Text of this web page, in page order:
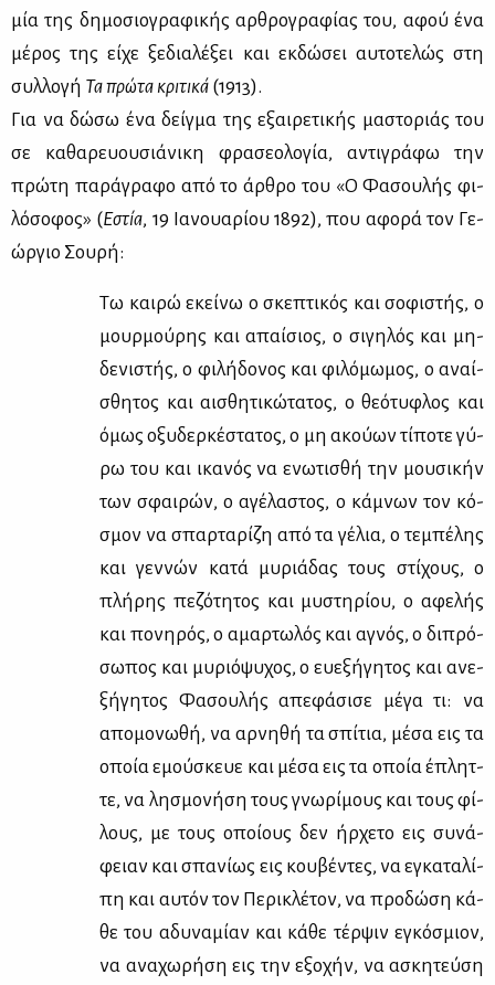
μία της δη­μο­σιο­γρα­φι­κής αρ­θρο­γρα­φί­ας του, αφού ένα
μέ­ρος της εί­χε ξε­δια­λέ­ξει και εκ­δώ­σει αυ­το­τε­λώς στη
συλ­λο­γή Τα πρώ­τα κρι­τι­κά (1913).
Για να δώ­σω ένα δείγ­μα της εξαι­ρε­τι­κής μα­στο­ριάς του
σε κα­θα­ρευου­σιά­νι­κη φρα­σε­ο­λο­γία, αντι­γρά­φω την
πρώ­τη πα­ρά­γρα­φο από το άρ­θρο του «Ο Φα­σου­λής φι­
λό­σο­φος» (Εστία, 19 Ια­νουα­ρί­ου 1892), που αφο­ρά τον Γε­
ώρ­γιο Σου­ρή:
Τω και­ρώ εκεί­νω ο σκε­πτι­κός και σο­φι­στής, ο
μουρ­μού­ρης και απαί­σιος, ο σι­γη­λός και μη­
δε­νι­στής, ο φι­λή­δο­νος και φι­λό­μω­μος, ο αναί­
σθη­τος και αι­σθη­τι­κώ­τα­τος, ο θε­ό­τυ­φλος και
όμως οξυ­δερ­κέ­στα­τος, ο μη ακού­ων τί­πο­τε γύ­
ρω του και ικα­νός να ενω­τι­σθή την μου­σι­κήν
των σφαι­ρών, ο αγέ­λα­στος, ο κά­μνων τον κό­
σμον να σπαρ­τα­ρί­ζη από τα γέ­λια, ο τε­μπέ­λης
και γεν­νών κα­τά μυ­ριά­δας τους στί­χους, ο
πλή­ρης πε­ζό­τη­τος και μυ­στη­ρί­ου, ο αφε­λής
και πο­νη­ρός, ο αμαρ­τω­λός και αγνός, ο δι­πρό­
σω­πος και μυ­ριό­ψυ­χος, ο ευ­ε­ξή­γη­τος και ανε­
ξή­γη­τος Φα­σου­λής απε­φά­σι­σε μέ­γα τι: να
απο­μο­νω­θή, να αρ­νη­θή τα σπί­τια, μέ­σα εις τα
οποία εμού­σκευε και μέ­σα εις τα οποία έπλητ­
τε, να λη­σμο­νή­ση τους γνω­ρί­μους και τους φί­
λους, με τους οποί­ους δεν ήρ­χε­το εις συ­νά­
φειαν και σπα­νί­ως εις κου­βέ­ντες, να εγκα­τα­λί­
πη και αυ­τόν τον Πε­ρι­κλέ­τον, να προ­δώ­ση κά­
θε του αδυ­να­μί­αν και κά­θε τέρ­ψιν εγκό­σμιον,
να ανα­χω­ρή­ση εις την εξο­χήν, να ασκη­τεύ­ση